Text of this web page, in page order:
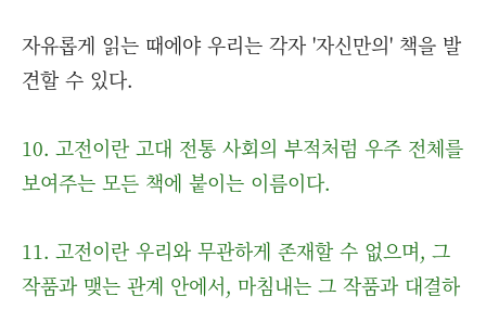
자유롭게 읽는 때에야 우리는 각자 '자신만의' 책을 발
견할 수 있다.
10. 고전이란 고대 전통 사회의 부적처럼 우주 전체를
보여주는 모든 책에 붙이는 이름이다.
11. 고전이란 우리와 무관하게 존재할 수 없으며, 그
작품과 맺는 관계 안에서, 마침내는 그 작품과 대결하